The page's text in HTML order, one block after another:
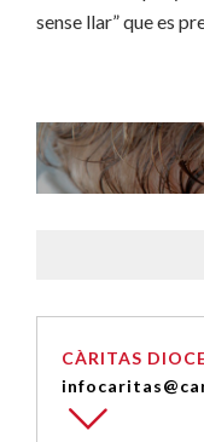
sense llar” que es
CÀRITAS